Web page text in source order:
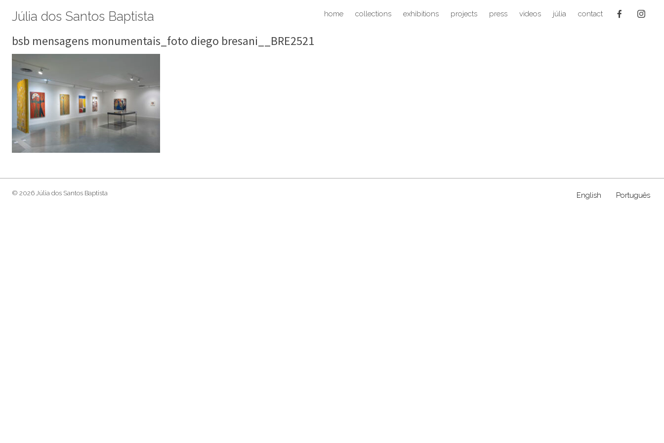
Júlia dos Santos Baptista home collections exhibitions projects press videos júlia contact
bsb mensagens monumentais_foto diego bresani__BRE2521
© 2026 Júlia dos Santos Baptista English Português